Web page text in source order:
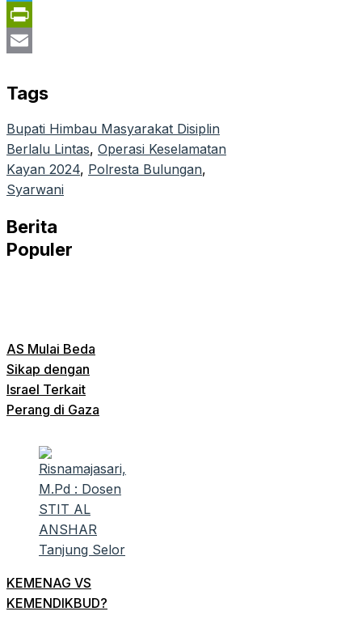
Telegram
PrintFriendly
Tags
Bupati Himbau Masyarakat Disiplin
Berlalu Lintas, Operasi Keselamatan
Kayan 2024, Polresta Bulungan
Syarwani
Berita
Populer
AS Mulai Beda
Sikap dengan
Israel Terkait
Perang di Gaza
KEMENAG VS
KEMENDIKBUD?